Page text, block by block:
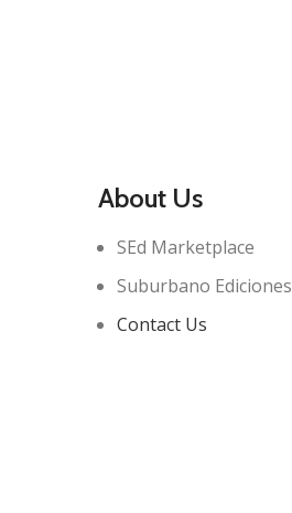
About Us
SEd Marketplace
Suburbano Ediciones
Contact Us